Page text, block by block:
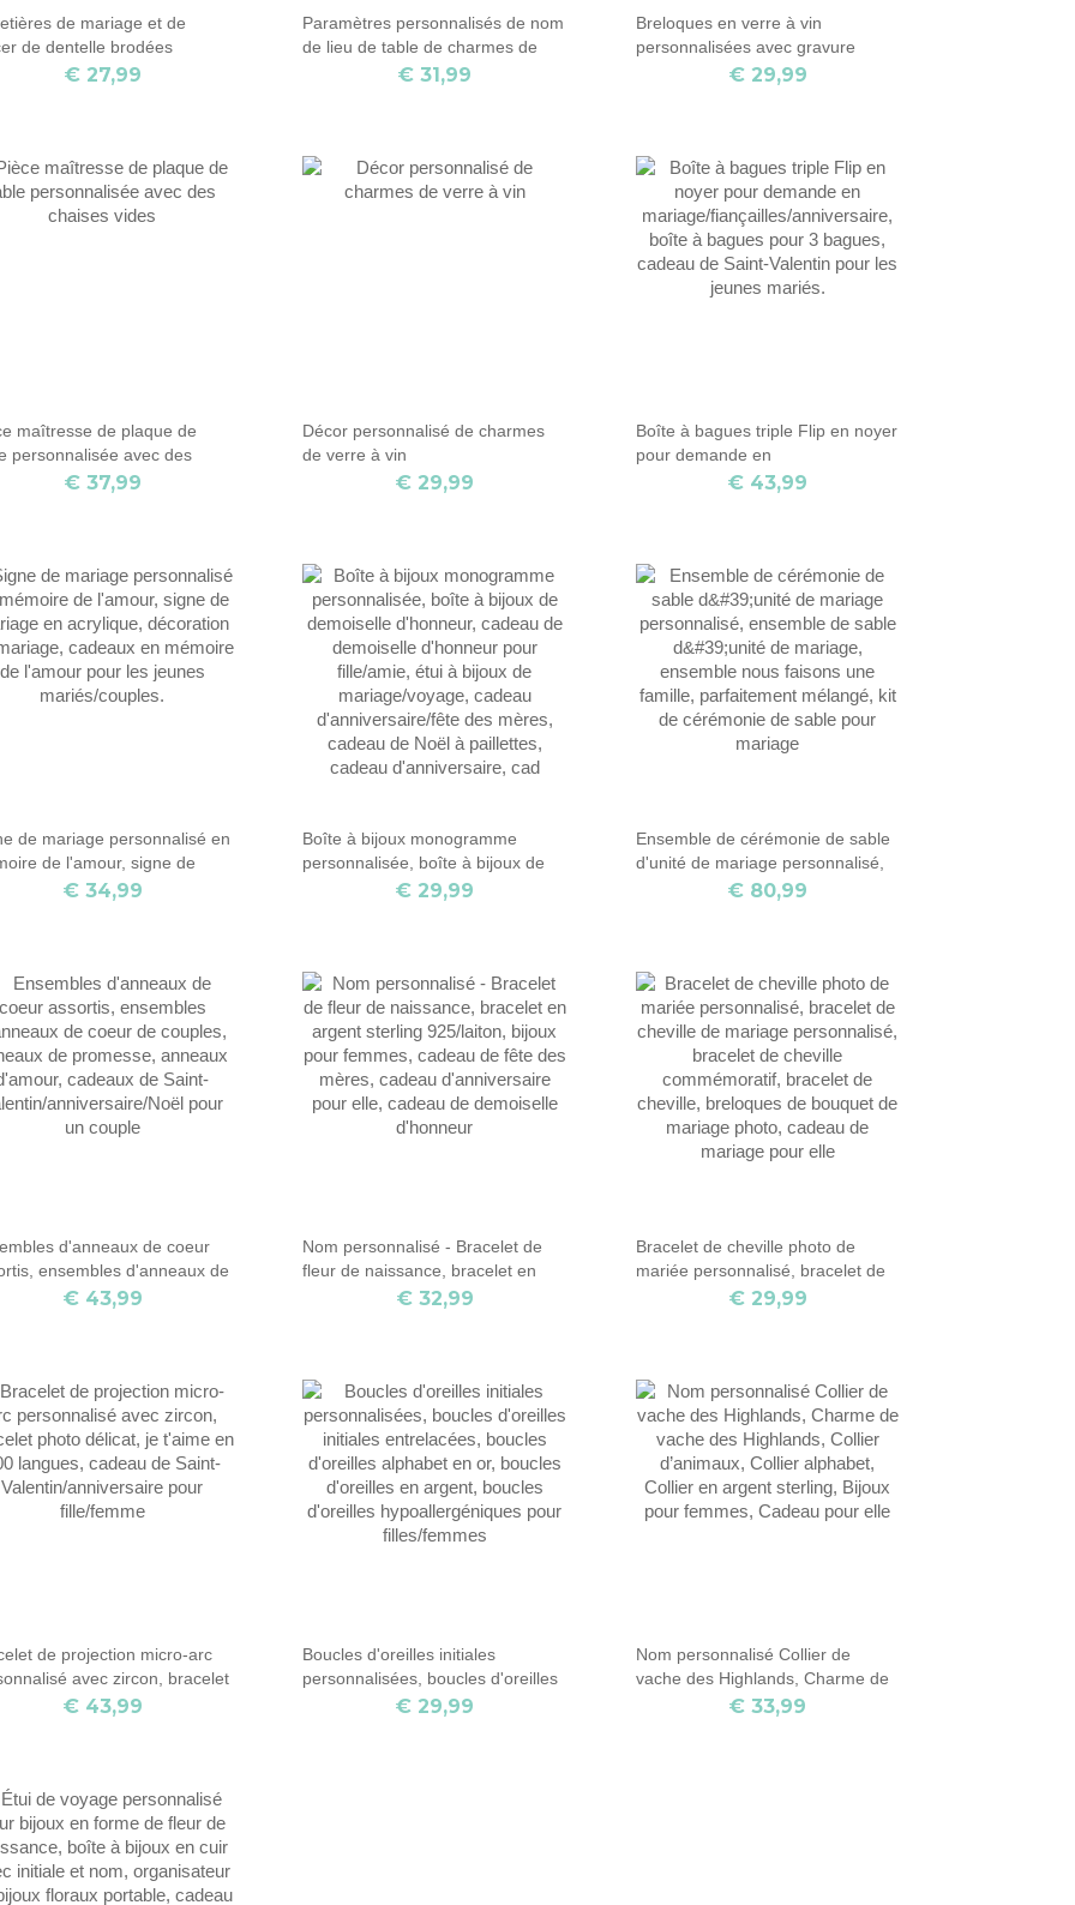
de mariage et de
de dentelle brodées
€ 27,99
Paramètres personnalisés de nom
de lieu de table de charmes de
verre de vin de renne de Noël
€ 31,99
Breloques en verre à vin
personnalisées avec gravure
€ 29,99
maîtresse de plaque de
personnalisée avec des
vides€ 37,99
Décor personnalisé de charmes
de verre à vin
€ 29,99
Boîte à bagues triple Flip en noyer
pour demande en
mariage/fiançailles/anniversaire,
€ 43,99
de mariage personnalisé en
de l'amour, signe de
en acrylique, décoration
€ 34,99
Boîte à bijoux monogramme
personnalisée, boîte à bijoux de
demoiselle d'honneur, cadeau de
d'anniversaire/fête des mères,
cadeau de Noël à paillettes,
cadeau d'anniversaire, cad
€ 29,99
Ensemble de cérémonie de sable
d'unité de mariage personnalisé,
ensemble de sable d'unité de
mariage
€ 80,99
d'anneaux de coeur
ensembles d'anneaux de
de couples, anneaux de
€ 43,99
Nom personnalisé - Bracelet de
fleur de naissance, bracelet en
argent sterling 925/laiton, bijoux
d'honneur
€ 32,99
Bracelet de cheville photo de
mariée personnalisé, bracelet de
cheville de mariage personnalisé,
mariage photo, cadeau de
mariage pour elle
€ 29,99
de projection micro-arc
avec zircon, bracelet
délicat, je t'aime en 100
€ 43,99
Boucles d'oreilles initiales
personnalisées, boucles d'oreilles
initiales entrelacées, boucles
€ 29,99
Nom personnalisé Collier de
vache des Highlands, Charme de
vache des Highlands, Collier
€ 33,99